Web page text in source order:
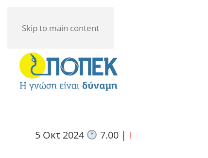
Skip to main content
5 Οκτ 2024 7.00| I